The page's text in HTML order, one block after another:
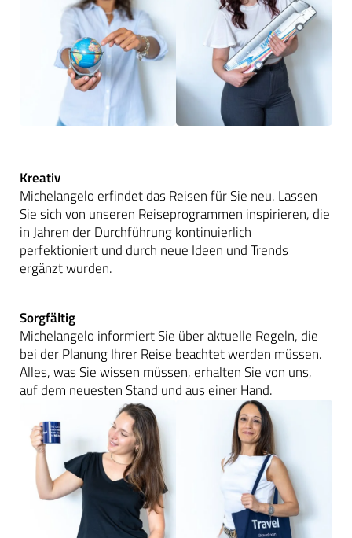
Kreativ
Michelangelo erfindet das Reisen für Sie neu. Lassen
Sie sich von unseren Reiseprogrammen inspirieren, die
in Jahren der Durchführung kontinuierlich
perfektioniert und durch neue Ideen und Trends
ergänzt wurden.
Sorgfältig
Michelangelo informiert Sie über aktuelle Regeln, die
bei der Planung Ihrer Reise beachtet werden müssen.
Alles, was Sie wissen müssen, erhalten Sie von uns,
auf dem neuesten Stand und aus einer Hand.